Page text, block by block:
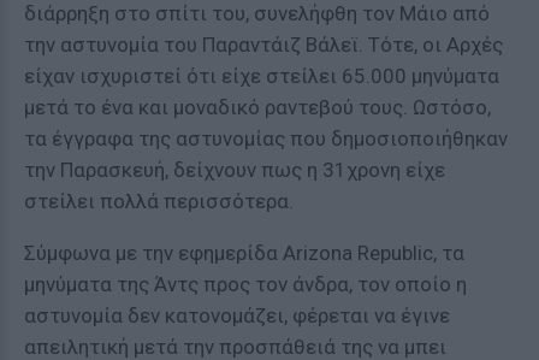
διάρρηξη στο σπίτι του, συνελήφθη τον Μάιο από
την αστυνομία του Παραντάιζ Βάλεϊ. Τότε, οι Αρχές
είχαν ισχυριστεί ότι είχε στείλει 65.000 μηνύματα
μετά το ένα και μοναδικό ραντεβού τους. Ωστόσο,
τα έγγραφα της αστυνομίας που δημοσιοποιήθηκαν
την Παρασκευή, δείχνουν πως η 31χρονη είχε
στείλει πολλά περισσότερα.
Σύμφωνα με την εφημερίδα Arizona Republic, τα
μηνύματα της Άντς προς τον άνδρα, τον οποίο η
αστυνομία δεν κατονομάζει, φέρεται να έγινε
απειλητική μετά την προσπάθειά της να μπει